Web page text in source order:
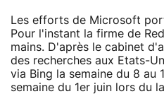
Les efforts de Microsoft
Pour l'instant la firme de
mains. D'après le cabinet
des recherches aux Etats-
via Bing la semaine du 8 au
semaine du 1er juin lors du